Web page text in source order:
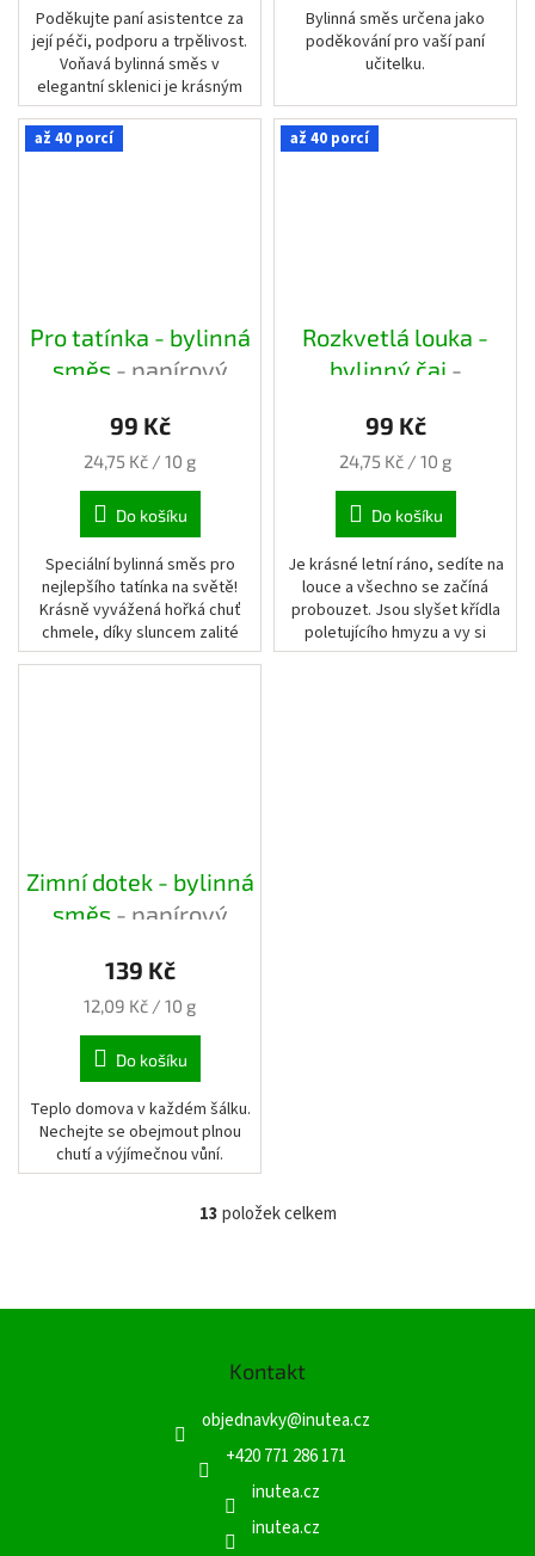
Poděkujte paní asistentce za
její péči, podporu a trpělivost.
Voňavá bylinná směs v
elegantní sklenici je krásným
dárkem na konec školního roku i
při dalších příležitostech.
Bylinná směs určena jako
poděkování pro vaší paní
učitelku.
až 40 porcí
Pro tatínka - bylinná
směs - papírový
99 Kč
Měrná
24,75 Kč / 10 g
Do košíku
Speciální bylinná směs pro
nejlepšího tatínka na světě!
Krásně vyvážená hořká chuť
chmele, díky sluncem zalité
chuti slunečnice, doplněná o
až 40 porcí
Rozkvetlá louka -
bylinný čaj -
99 Kč
Měrná
24,75 Kč / 10 g
Do košíku
Je krásné letní ráno, sedíte na
louce a všechno se začíná
probouzet. Jsou slyšet křídla
poletujícího hmyzu a vy si
užíváte pocit svobody.
Zimní dotek - bylinná
směs - papírový
139 Kč
Měrná
12,09 Kč / 10 g
Do košíku
Teplo domova v každém šálku.
Nechejte se obejmout plnou
chutí a výjímečnou vůní.
O
d
c
í
r
v
y
v
ý
13položek celkem
Kontakt
objednavky@inutea.cz
+420 771 286 171
inutea.cz
inutea.cz